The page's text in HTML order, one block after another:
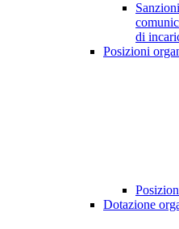
di
Posizioni
Dotazione